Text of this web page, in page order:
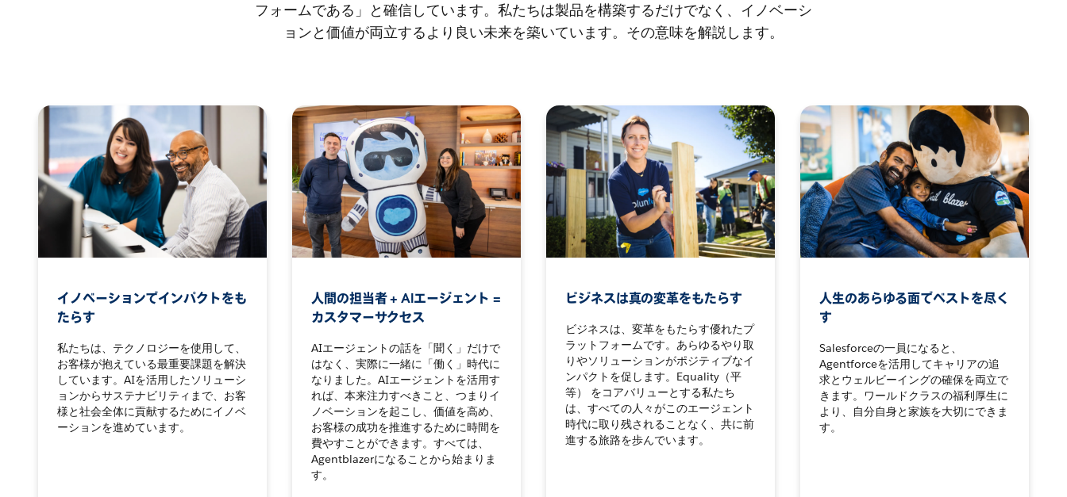
フォームである」と確信しています。私たちは製品を構築するだけでなく、イノベーシ
ョンと価値が両立するより良い未来を築いています。その意味を解説します。
イノベーションでインパクトをも
たらす
私たちは、テクノロジーを使用して、
お客様が抱えている最重要課題を解決
しています。AIを活用したソリューシ
ョンからサステナビリティまで、お客
様と社会全体に貢献するためにイノベ
ーションを進めています。
人間の担当者 + AIエージェント =
カスタマーサクセス
AIエージェントの話を「聞く」だけで
はなく、実際に一緒に「働く」時代に
なりました。AIエージェントを活用す
れば、本来注力すべきこと、つまりイ
ノベーションを起こし、価値を高め、
お客様の成功を推進するために時間を
費やすことができます。すべては、
Agentblazerになることから始まりま
す。
ビジネスは真の変革をもたらす
ビジネスは、変革をもたらす優れたプ
ラットフォームです。あらゆるやり取
りやソリューションがポジティブなイ
ンパクトを促します。Equality（平
等） をコアバリューとする私たち
は、すべての人々がこのエージェント
時代に取り残されることなく、共に前
進する旅路を歩んでいます。
人生のあらゆる面でベストを尽く
す
Salesforceの一員になると、
Agentforceを活用してキャリアの追
求とウェルビーイングの確保を両立で
きます。ワールドクラスの福利厚生に
より、自分自身と家族を大切にできま
す。